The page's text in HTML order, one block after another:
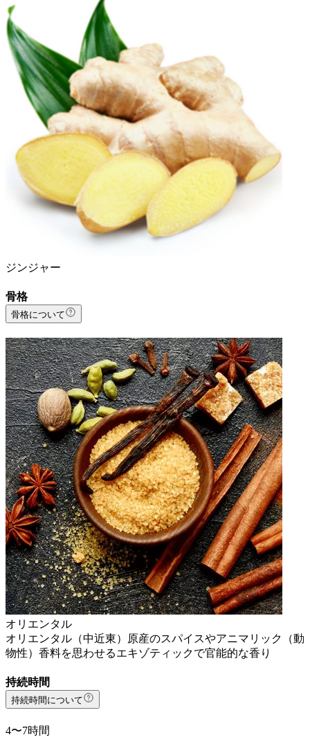
ジンジャー
骨格
骨格について
オリエンタル
オリエンタル（中近東）原産のスパイスやアニマリック（動
物性）香料を思わせるエキゾティックで官能的な香り
持続時間
持続時間について
4〜7時間